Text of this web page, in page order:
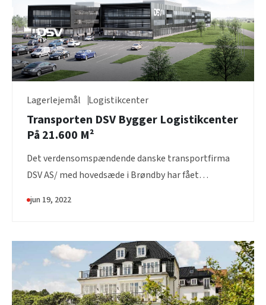
Lagerlejemål Logistikcenter
Transporten DSV Bygger Logistikcenter
På 21.600 M²
Det verdensomspændende danske transportfirma
DSV AS/ med hovedsæde i Brøndby har fået
jun 19, 2022